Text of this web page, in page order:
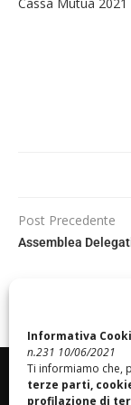
Informativa
n.231 10/06/2021
Ti informiamo che,
terze parti,
profilazione di
Post Precedente
Assemblea